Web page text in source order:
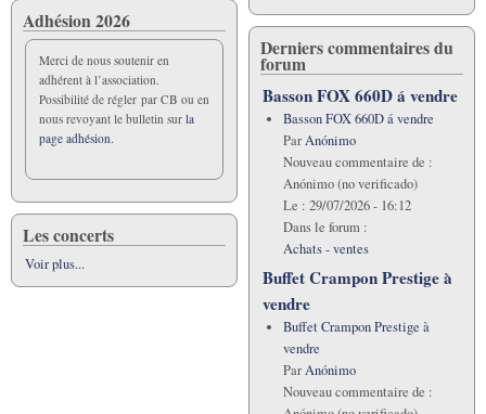
Adhésion 2026
Merci de nous soutenir en
adhérent à l’association.
Possibilité de régler par CB ou en
nous revoyant le bulletin sur la
page adhésion.
Les concerts
Voir plus...
Derniers commentaires du
forum
Basson FOX 660D á vendre
Basson FOX 660D á vendre
ParAnónimo
Nouveau commentaire de :
Anónimo (no verificado)
Le : 29/07/2026 - 16:12
Dans le forum :
Achats - ventes
Buffet Crampon Prestige à
vendre
Buffet Crampon Prestige à
vendre
ParAnónimo
Nouveau commentaire de :